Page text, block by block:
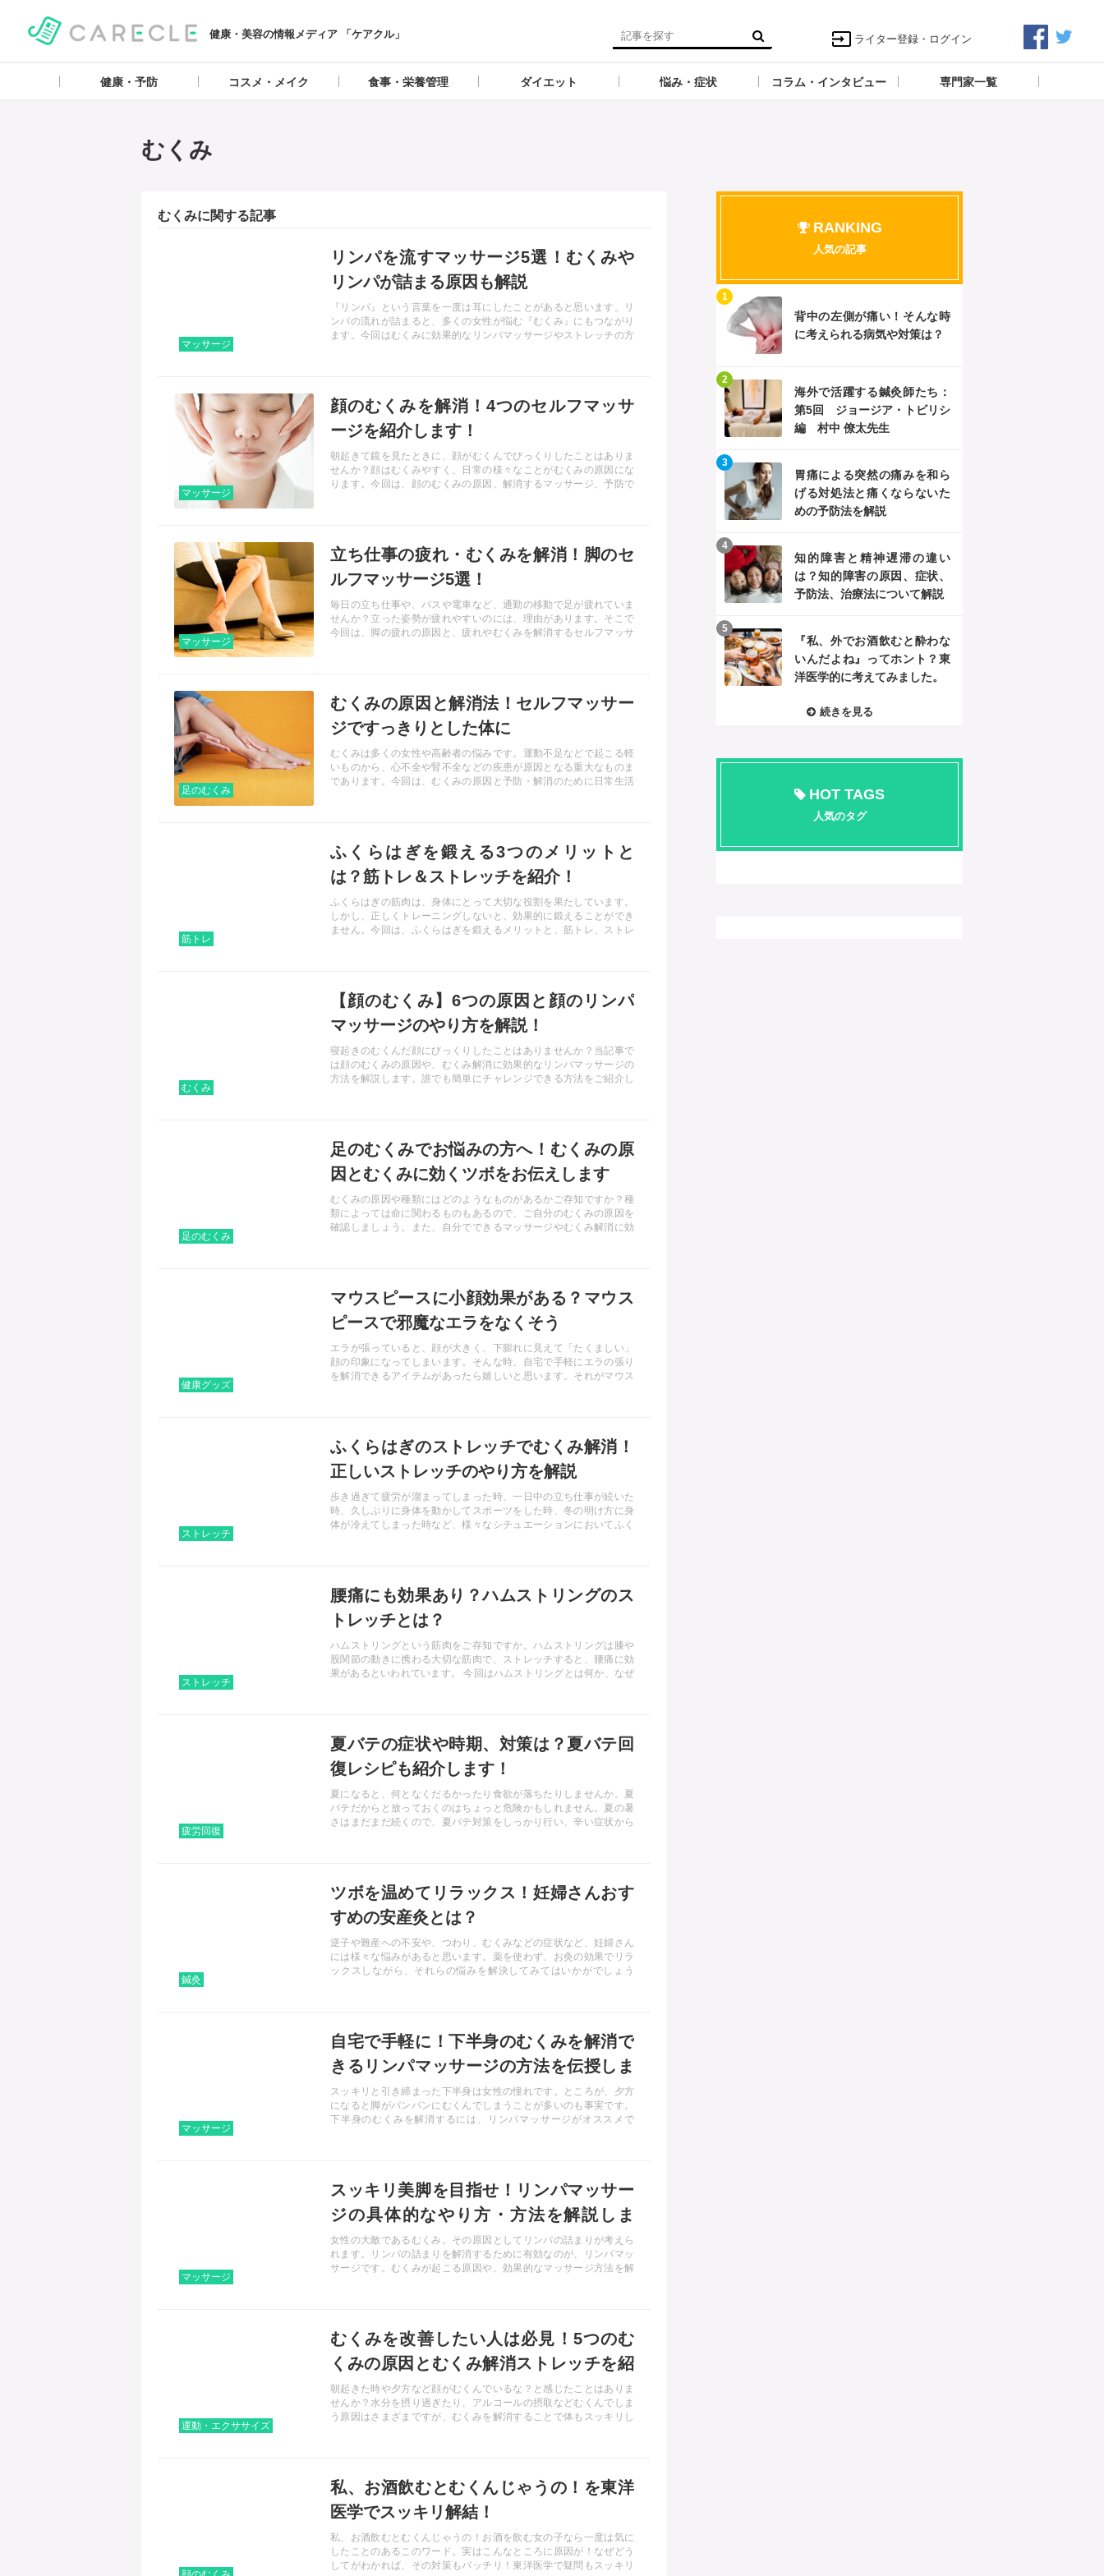
健康・美容の情報メディア 「ケアクル」 ライター登録・ログイン
健康・予防 コスメ・メイク 食事・栄養管理 ダイエット 悩み・症状 コラム・インタビュー 専門家一覧
むくみ
むくみに関する記事
リンパを流すマッサージ5選！むくみや
リンパが詰まる原因も解説
『リンパ』という言葉を一度は耳にしたことがあると思います。リ
ンパの流れが詰まると、多くの女性が悩む『むくみ』にもつながり
ます。今回はむくみに効果的なリンパマッサージやストレッチの方
マッサージ
顔のむくみを解消！4つのセルフマッサ
ージを紹介します！
朝起きて鏡を見たときに、顔がむくんでびっくりしたことはありま
せんか？顔はむくみやすく、日常の様々なことがむくみの原因にな
ります。今回は、顔のむくみの原因、解消するマッサージ、予防で
マッサージ
立ち仕事の疲れ・むくみを解消！脚のセ
ルフマッサージ5選！
毎日の立ち仕事や、バスや電車など、通勤の移動で足が疲れていま
せんか？立った姿勢が疲れやすいのには、理由があります。そこで
今回は、脚の疲れの原因と、疲れやむくみを解消するセルフマッサ
マッサージ
むくみの原因と解消法！セルフマッサー
ジですっきりとした体に
むくみは多くの女性や高齢者の悩みです。運動不足などで起こる軽
いものから、心不全や腎不全などの疾患が原因となる重大なものま
であります。今回は、むくみの原因と予防・解消のために日常生活
足のむくみ
ふくらはぎを鍛える3つのメリットと
は？筋トレ＆ストレッチを紹介！
ふくらはぎの筋肉は、身体にとって大切な役割を果たしています。
しかし、正しくトレーニングしないと、効果的に鍛えることができ
ません。今回は、ふくらはぎを鍛えるメリットと、筋トレ、ストレ
筋トレ
【顔のむくみ】6つの原因と顔のリンパ
マッサージのやり方を解説！
寝起きのむくんだ顔にびっくりしたことはありませんか？当記事で
は顔のむくみの原因や、むくみ解消に効果的なリンパマッサージの
方法を解説します。誰でも簡単にチャレンジできる方法をご紹介し
むくみ
足のむくみでお悩みの方へ！むくみの原
因とむくみに効くツボをお伝えします
むくみの原因や種類にはどのようなものがあるかご存知ですか？種
類によっては命に関わるものもあるので、ご自分のむくみの原因を
確認しましょう。また、自分でできるマッサージやむくみ解消に効
足のむくみ
マウスピースに小顔効果がある？マウス
ピースで邪魔なエラをなくそう
エラが張っていると、顔が大きく、下膨れに見えて「たくましい」
顔の印象になってしまいます。そんな時、自宅で手軽にエラの張り
を解消できるアイテムがあったら嬉しいと思います。それがマウス
健康グッズ
ふくらはぎのストレッチでむくみ解消！
正しいストレッチのやり方を解説
歩き過ぎて疲労が溜まってしまった時、一日中の立ち仕事が続いた
時、久しぶりに身体を動かしてスポーツをした時、冬の明け方に身
体が冷えてしまった時など、様々なシチュエーションにおいてふく
ストレッチ
腰痛にも効果あり？ハムストリングのス
トレッチとは？
ハムストリングという筋肉をご存知ですか。ハムストリングは膝や
股関節の動きに携わる大切な筋肉で、ストレッチすると、腰痛に効
果があるといわれています。 今回はハムストリングとは何か、なぜ
ストレッチ
夏バテの症状や時期、対策は？夏バテ回
復レシピも紹介します！
夏になると、何となくだるかったり食欲が落ちたりしませんか。夏
バテだからと放っておくのはちょっと危険かもしれません。夏の暑
さはまだまだ続くので、夏バテ対策をしっかり行い、辛い症状から
疲労回復
ツボを温めてリラックス！妊婦さんおす
すめの安産灸とは？
逆子や難産への不安や、つわり、むくみなどの症状など、妊婦さん
には様々な悩みがあると思います。薬を使わず、お灸の効果でリラ
ックスしながら、それらの悩みを解決してみてはいかがでしょう
鍼灸
自宅で手軽に！下半身のむくみを解消で
きるリンパマッサージの方法を伝授しま
す！
スッキリと引き締まった下半身は女性の憧れです。ところが、夕方
になると脚がパンパンにむくんでしまうことが多いのも事実です。
下半身のむくみを解消するには、リンパマッサージがオススメで
マッサージ
スッキリ美脚を目指せ！リンパマッサー
ジの具体的なやり方・方法を解説しま
す！
女性の大敵であるむくみ。その原因としてリンパの詰まりが考えら
れます。リンパの詰まりを解消するために有効なのが、リンパマッ
サージです。むくみが起こる原因や、効果的なマッサージ方法を解
マッサージ
むくみを改善したい人は必見！5つのむ
くみの原因とむくみ解消ストレッチを紹
介
朝起きた時や夕方など顔がむくんでいるな？と感じたことはありま
せんか？水分を摂り過ぎたり、アルコールの摂取などむくんでしま
う原因はさまざまですが、むくみを解消することで体もスッキリし
運動・エクササイズ
私、お酒飲むとむくんじゃうの！を東洋
医学でスッキリ解結！
私、お酒飲むとむくんじゃうの！お酒を飲む女の子なら一度は気に
したことのあるこのワード。実はこんなところに原因が！なぜどう
してがわかれば、その対策もバッチリ！東洋医学で疑問もスッキリ
RANKING
人気の記事
背中の左側が痛い！そんな時
に考えられる病気や対策は？
1
海外で活躍する鍼灸師たち：
第5回 ジョージア・トビリシ
編 村中 僚太先生
2
胃痛による突然の痛みを和ら
げる対処法と痛くならないた
めの予防法を解説
3
知的障害と精神遅滞の違い
は？知的障害の原因、症状、
予防法、治療法について解説
4
『私、外でお酒飲むと酔わな
いんだよね』ってホント？東
洋医学的に考えてみました。
5
続きを見る
HOT TAGS
人気のタグ